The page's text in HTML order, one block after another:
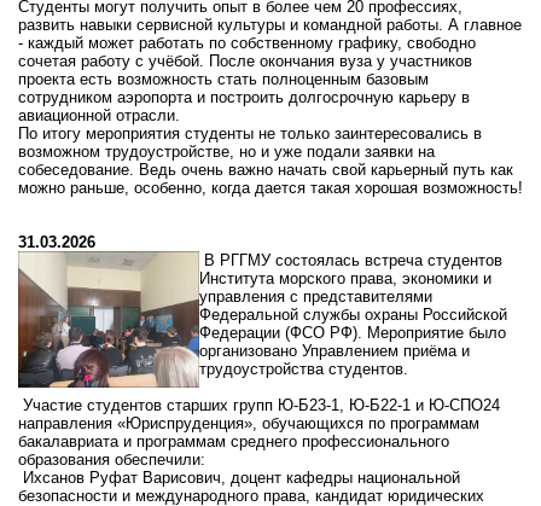
Студенты могут получить опыт в более чем 20 профессиях,
развить навыки сервисной культуры и командной работы. А главное
- каждый может работать по собственному графику, свободно
сочетая работу с учёбой. После окончания вуза у участников
проекта есть возможность стать полноценным базовым
сотрудником аэропорта и построить долгосрочную карьеру в
авиационной отрасли.
По итогу мероприятия студенты не только заинтересовались в
возможном трудоустройстве, но и уже подали заявки на
собеседование. Ведь очень важно начать свой карьерный путь как
можно раньше, особенно, когда дается такая хорошая возможность!
31.03.2026
В РГГМУ состоялась встречастудентов
Институтаморского права, экономики и
управления с представителями
Федеральной службы охраны Российской
Федерации (ФСО РФ). Мероприятие было
организовано Управлением приёмаи
трудоустройствастудентов.
Участие студентов старших групп Ю‑Б23‑1, Ю‑Б22‑1 и Ю‑СПО24
направления «Юриспруденция», обучающихся по программам
бакалавриата и программам среднего профессионального
образования обеспечили:
Ихсанов Руфат Варисович, доцент кафедры национальной
безопасности и международного права, кандидат юридических